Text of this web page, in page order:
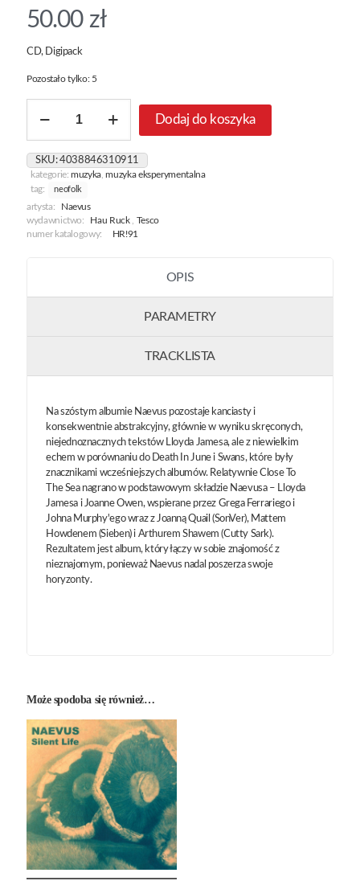
50.00 zł
CD, Digipack
Pozostało tylko: 5
Relatively
To
The
Dodaj do koszyka
SKU:4038846310911
kategorie:muzyka ,muzyka eksperymentalna
tag:
neofolk
artysta:
Naevus
wydawnictwo:
Hau Ruck, Tesco
numer katalogowy:
HR!91
OPIS
PARAMETRY
TRACKLISTA
Na szóstym albumie Naevus pozostaje kanciasty i
konsekwentnie abstrakcyjny, głównie w wyniku skręconych,
niejednoznacznych tekstów Lloyda Jamesa, ale z niewielkim
echem w porównaniu do Death In June i Swans, które były
znacznikami wcześniejszych albumów. Relatywnie Close To
The Sea nagrano w podstawowym składzie Naevusa – Lloyda
Jamesa i Joanne Owen, wspierane przez Grega Ferrariego i
Johna Murphy'ego wraz z Joanną Quail (SonVer), Mattem
Howdenem (Sieben) i Arthurem Shawem (Cutty Sark).
Rezultatem jest album, który łączy w sobie znajomość z
nieznajomym, ponieważ Naevus nadal poszerza swoje
horyzonty.
Może spodoba się również…